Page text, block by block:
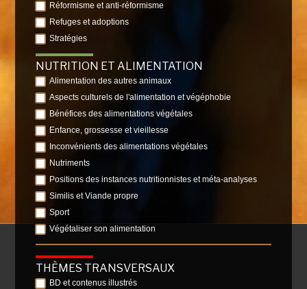
Réformisme et anti-réformisme
Refuges et adoptions
Stratégies
NUTRITION ET ALIMENTATION
Alimentation des autres animaux
Aspects culturels de l'alimentation et végéphobie
Bénéfices des alimentations végétales
Enfance, grossesse et vieillesse
Inconvénients des alimentations végétales
Nutriments
Positions des instances nutritionnistes et méta-analyses
Similis et Viande propre
Sport
Végétaliser son alimentation
THÈMES TRANSVERSAUX
BD et contenus illustrés